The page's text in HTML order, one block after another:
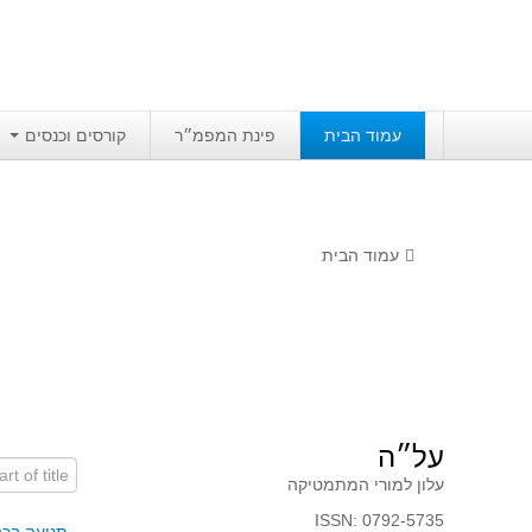
עמוד הבית פינת המפמ״ר קורסים וכנסים
עמוד הבית
of title על״ה
עלון למורי המתמטיקה
ISSN: 0792-5735